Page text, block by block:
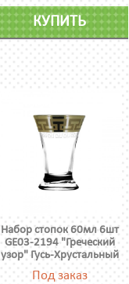
КУПИТЬ
Набор стопок 60мл 6шт
GE03-2194 "Греческий
узор" Гусь-Хрустальный
Под заказ